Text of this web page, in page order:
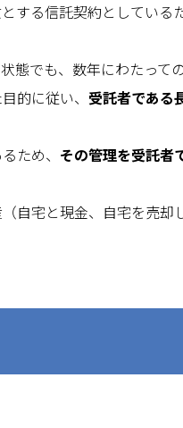
する信託契約としている
でも、数年にわたって
的に従い、 受託者である
ため、 その管理を受託者
自宅と現金、自宅を売